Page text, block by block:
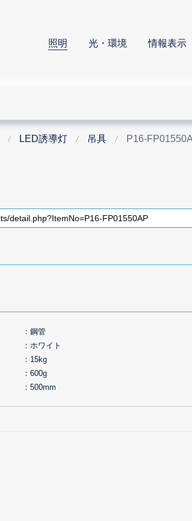
照明 光・環境 情報表示
LED誘導灯 吊具 P16-
鋼管
ホワイト
15kg
600g
500mm